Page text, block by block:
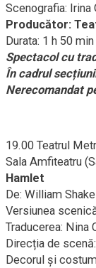
Scenografia: Irina
Producător:
Durata: 1 h 50
Spectacol cu
În cadrul
Nerecomandat
19.00 Teatrul
Sala Amfiteatru
Hamlet
De: William
Versiunea
Traducerea: Nina
Direcția de
Decorul și